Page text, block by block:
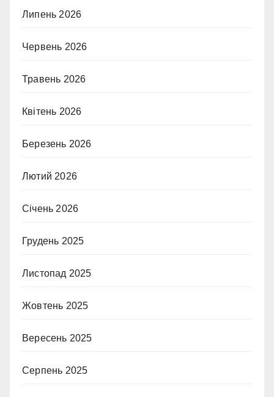
Липень 2026
Червень 2026
Травень 2026
Квітень 2026
Березень 2026
Лютий 2026
Січень 2026
Грудень 2025
Листопад 2025
Жовтень 2025
Вересень 2025
Серпень 2025